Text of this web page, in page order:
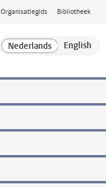
Organisatiegids Bibliotheek